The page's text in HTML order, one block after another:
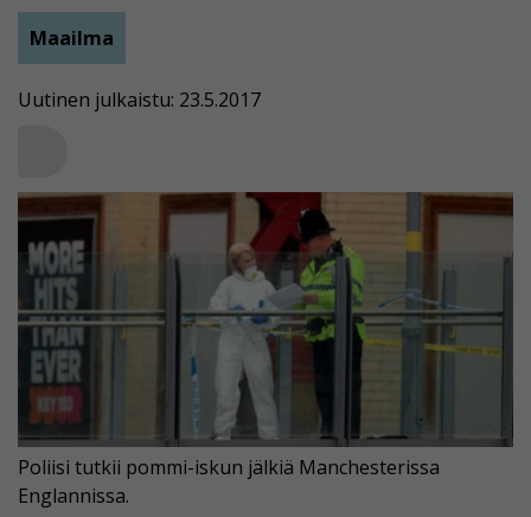
Maailma
Uutinen julkaistu: 23.5.2017
Poliisi tutkii pommi-iskun jälkiä Manchesterissa
Englannissa.